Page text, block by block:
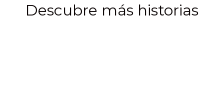
Descubre más historias